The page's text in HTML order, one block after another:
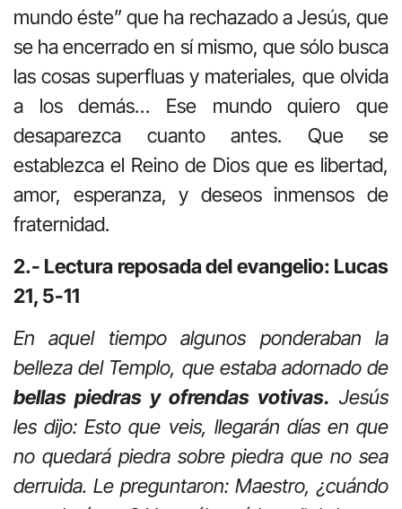
mundo éste” que ha rechazado a Jesús, que
se ha encerrado en sí mismo, que sólo busca
las cosas superfluas y materiales, que olvida
a los demás… Ese mundo quiero que
desaparezca cuanto antes. Que se
establezca el Reino de Dios que es libertad,
amor, esperanza, y deseos inmensos de
fraternidad.
2.- Lectura reposada del evangelio: Lucas
21, 5-11
En aquel tiempo algunos ponderaban la
belleza del Templo, que estaba adornado de
bellas piedras y ofrendas votivas. Jesús
les dijo: Esto que veis, llegarán días en que
no quedará piedra sobre piedra que no sea
derruida. Le preguntaron: Maestro, ¿cuándo